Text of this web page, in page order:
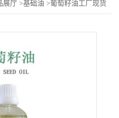
展厅 >基础油 >葡萄籽油工厂现货